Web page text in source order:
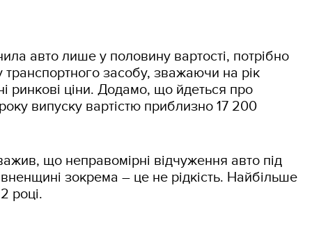
авто лише у половину вартості, потрібно
транспортного засобу, зважаючи на рік
ринкові ціни. Додамо, що йдеться про
випуску вартістю приблизно 17 200
що неправомірні відчуження авто під
зокрема – це не рідкість. Найбільше
році.